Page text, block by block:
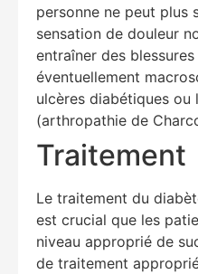
personne ne peut plus
sensation de douleur
entraîner des
éventuellement
ulcères diabétiques
(arthropathie de
Traitement
Le traitement du
est crucial que les
niveau approprié de
de traitement